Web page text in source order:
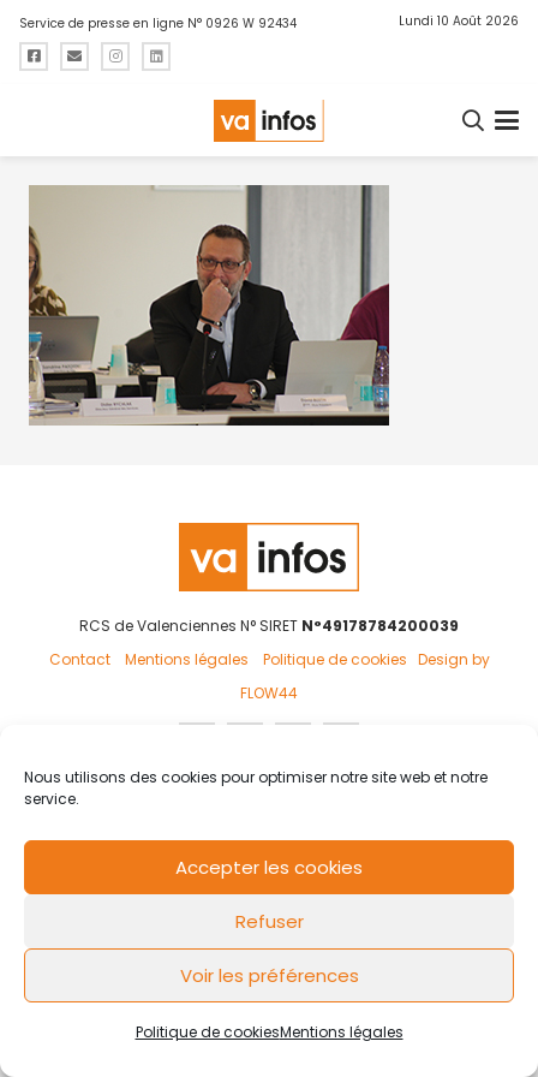
Nous utilisons des cookies pour optimiser notre site web et notre
service.
Accepter les cookies
Refuser
Voir les préférences
Politique de cookiesMentions légales
Service de presse en ligne N° 0926 W 92434 Lundi 10 Août 2026
RCS de Valenciennes N° SIRET N°49178784200039
Contact
Mentions légales Politique de cookies Design by
FLOW44